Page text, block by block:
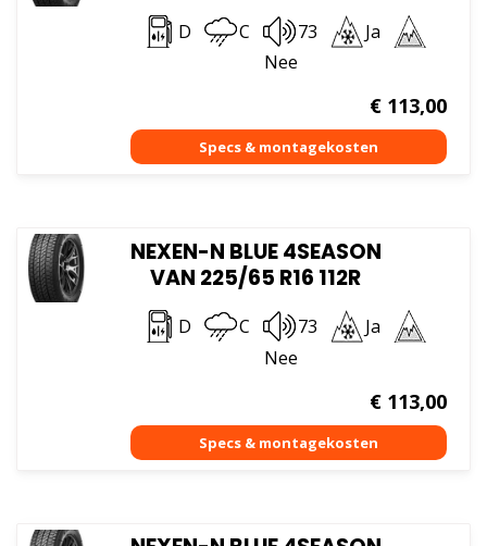
D C 73
Ja
Nee
€113,00
NEXEN-N BLUE 4SEASON
VAN 225/65 R16 112R
D C 73
Ja
Nee
€113,00